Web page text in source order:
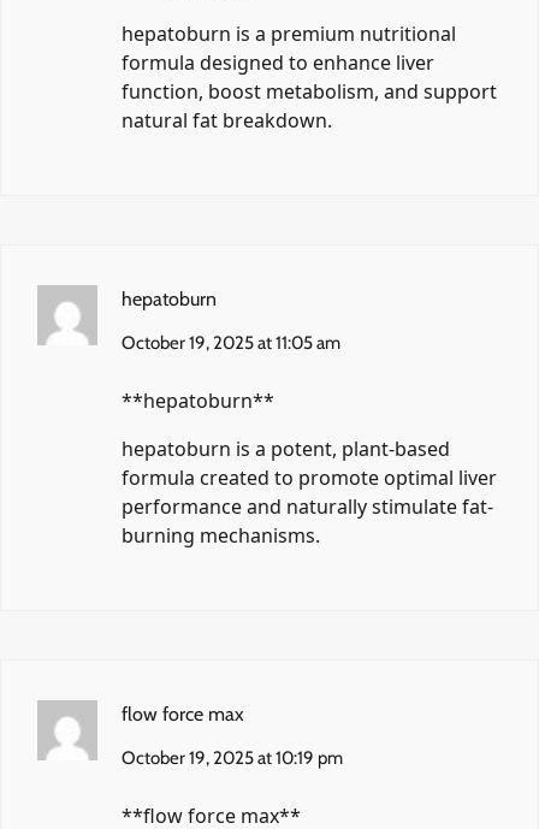
hepatoburn is a premium nutritional
formula designed to enhance liver
function, boost metabolism, and support
natural fat breakdown.
hepatoburn
October 19, 2025 at 11:05 am
**hepatoburn**
hepatoburn is a potent, plant-based
formula created to promote optimal liver
performance and naturally stimulate fat-
burning mechanisms.
flow force max
October 19, 2025 at 10:19 pm
**flow force max**